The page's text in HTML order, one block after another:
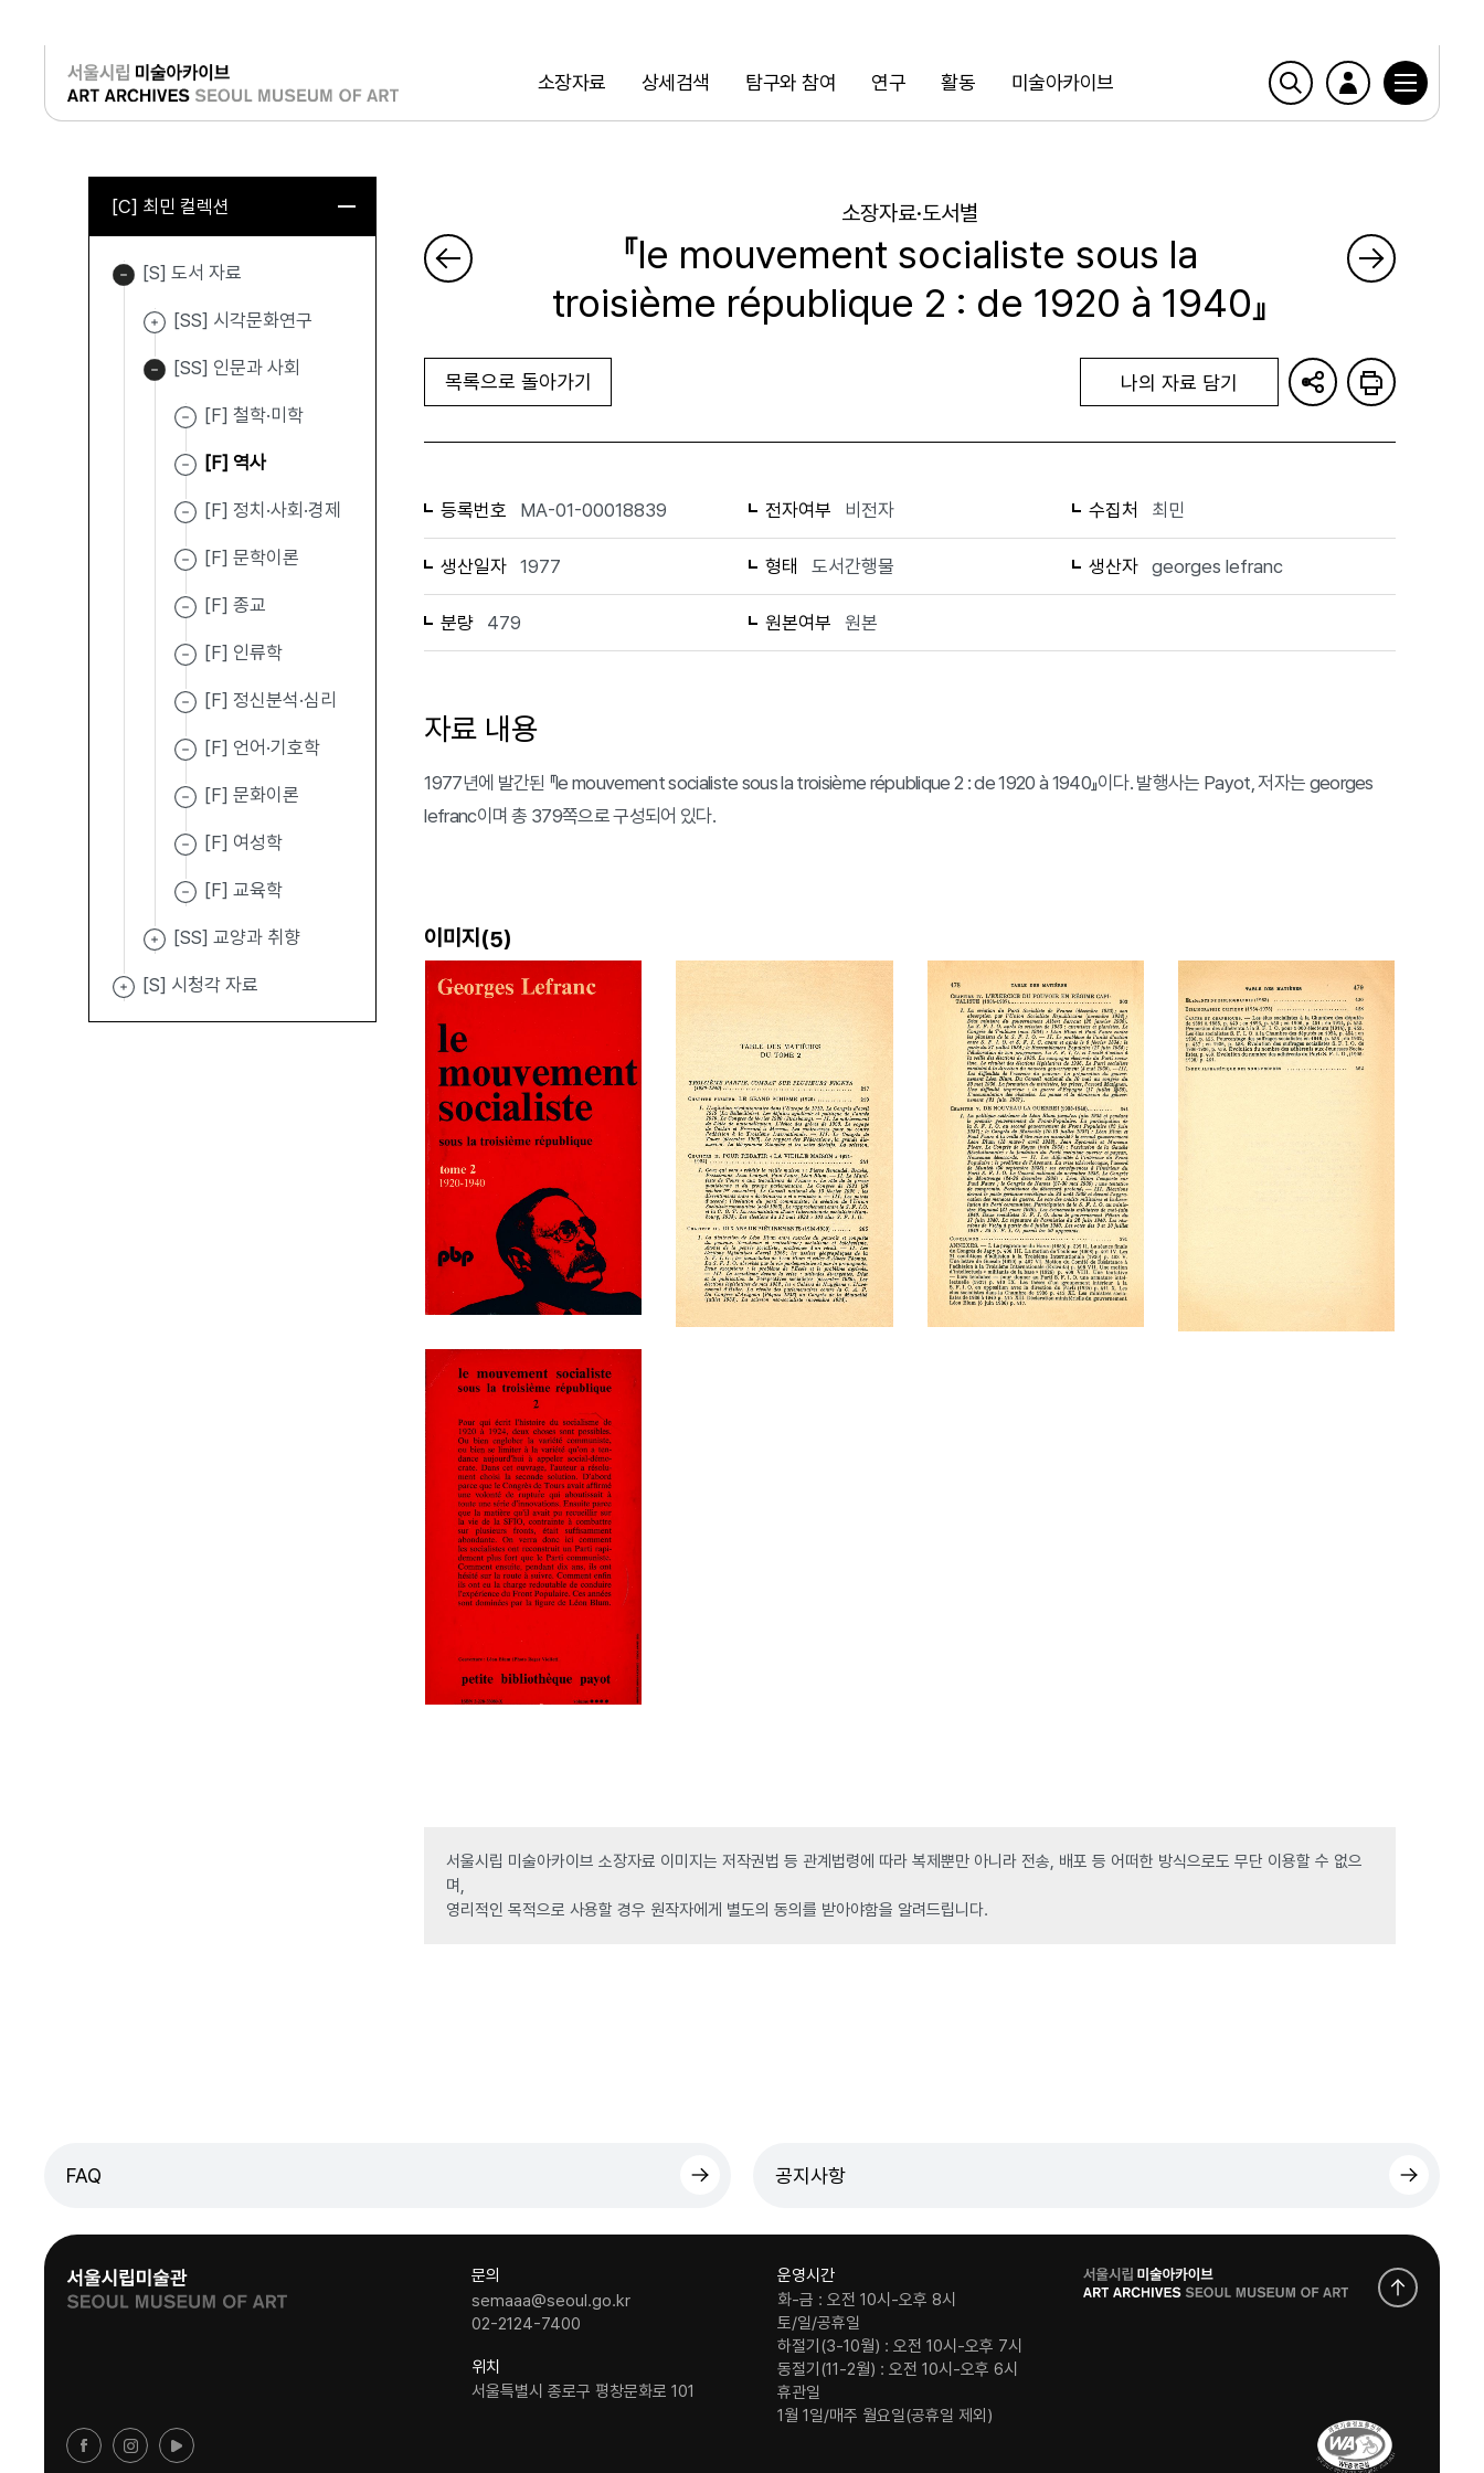
소장자료 상세검색 탐구와 참여 연구 활동 미술아카이브
검색
로그인
[C] 최민 컬렉션
[S] 도서 자료
[SS] 시각문화연구
[SS] 인문과 사회
[F] 철학·미학
[F] 역사
[F] 정치·사회·경제
[F] 문학이론
[F] 종교
[F] 인류학
[F] 정신분석·심리
[F] 언어·기호학
[F] 문화이론
[F] 여성학
[F] 교육학
[SS] 교양과 취향
[S] 시청각 자료
소장자료·도서별
『le mouvement socialiste sous la
troisième république 2 : de 1920 à 1940』
목록으로 돌아가기 나의 자료 담기
등록번호 MA-01-00018839 전자여부 비전자 수집처 최민
생산일자 1977 형태 도서간행물 생산자 georges lefranc
분량 479 원본여부 원본
자료 내용
1977년에 발간된 『le mouvement socialiste sous la troisième république 2 : de 1920 à 1940』이다. 발행사는 Payot, 저자는 georges
lefranc이며 총 379쪽으로 구성되어 있다.
이미지(5)
서울시립 미술아카이브 소장자료 이미지는 저작권법 등 관계법령에 따라 복제뿐만 아니라 전송, 배포 등 어떠한 방식으로도 무단 이용할 수 없으
며,
영리적인 목적으로 사용할 경우 원작자에게 별도의 동의를 받아야함을 알려드립니다.
FAQ 공지사항
문의
semaaa@seoul.go.kr
02-2124-7400
위치
서울특별시 종로구 평창문화로 101
운영시간
화-금 : 오전 10시-오후 8시
토/일/공휴일
하절기(3-10월) : 오전 10시-오후 7시
동절기(11-2월) : 오전 10시-오후 6시
휴관일
1월 1일/매주 월요일(공휴일 제외)
로
고